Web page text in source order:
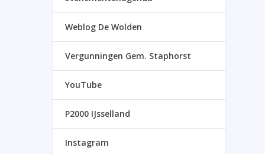
Weblog De Wolden
Vergunningen Gem. Staphorst
YouTube
P2000 IJsselland
Instagram